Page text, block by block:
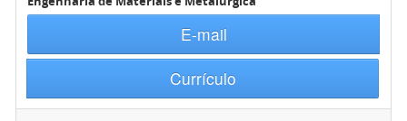
E-mail
Currículo